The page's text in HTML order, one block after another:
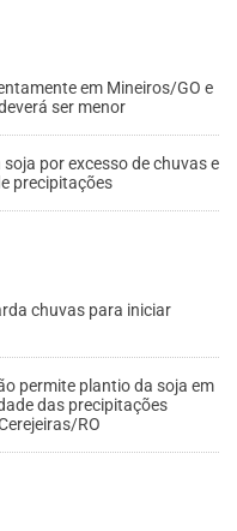
em Mineiros/GO e
ser menor
por excesso de chuvas e
precipitações
chuvas para iniciar
permite plantio da soja em
das precipitações
RO